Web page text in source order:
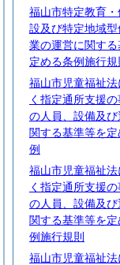
福山市特定教育
設及び特定地域
業の運営に関する
定める条例施行規
福山市児童福祉
く指定通所支援
の人員、設備及び
関する基準等を定
例
福山市児童福祉
く指定通所支援
の人員、設備及び
関する基準等を定
例施行規則
福山市児童福祉